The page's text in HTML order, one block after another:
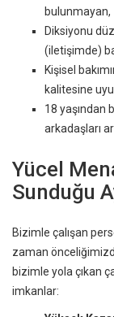
bulunmayan,
Diksiyonu
(iletişimde)
Kişisel
kalitesine
18 yaşından
arkadaşları
Yücel
Sunduğu
Bizimle çalışan
zaman
bizimle yola çıkan
imkanlar: